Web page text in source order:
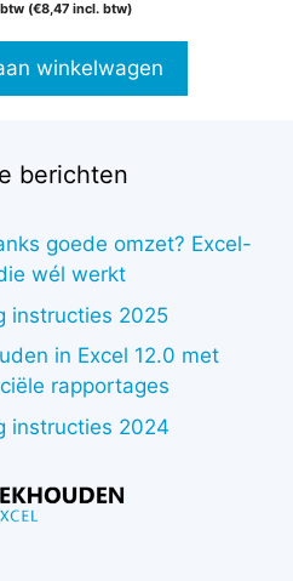
van 5
(€8,47incl. btw)
winkelwagen
berichten
goede omzet? Excel-
wél werkt
instructies 2025
in Excel 12.0 met
rapportages
instructies 2024